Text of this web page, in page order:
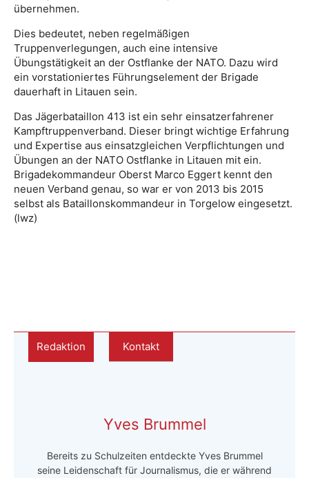
übernehmen.
Dies bedeutet, neben regelmäßigen
Truppenverlegungen, auch eine intensive
Übungstätigkeit an der Ostflanke der NATO. Dazu wird
ein vorstationiertes Führungselement der Brigade
dauerhaft in Litauen sein.
Das Jägerbataillon 413 ist ein sehr einsatzerfahrener
Kampftruppenverband. Dieser bringt wichtige Erfahrung
und Expertise aus einsatzgleichen Verpflichtungen und
Übungen an der NATO Ostflanke in Litauen mit ein.
Brigadekommandeur Oberst Marco Eggert kennt den
neuen Verband genau, so war er von 2013 bis 2015
selbst als Bataillonskommandeur in Torgelow eingesetzt.
(lwz)
Redaktion Kontakt
Yves Brummel
Bereits zu Schulzeiten entdeckte Yves Brummel
seine Leidenschaft für Journalismus, die er während